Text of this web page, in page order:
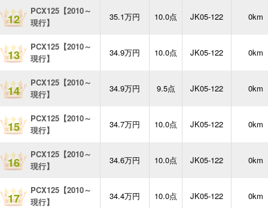
12
PCX125【2010～
現行】
35.1万円 10.0点 JK05-122 0km
13
PCX125【2010～
現行】
34.9万円 10.0点 JK05-122 0km
14
PCX125【2010～
現行】
34.9万円 9.5点 JK05-122 0km
15
PCX125【2010～
現行】
34.7万円 10.0点 JK05-122 0km
16
PCX125【2010～
現行】
34.6万円 10.0点 JK05-122 0km
17
PCX125【2010～
現行】
34.4万円 10.0点 JK05-122 0km